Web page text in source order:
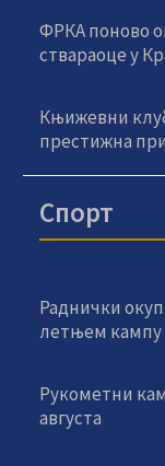
ФРКА поново
ствараоце у
Књижевни
престижна
Спорт
Раднички
летњем кампу
Рукометни
августа